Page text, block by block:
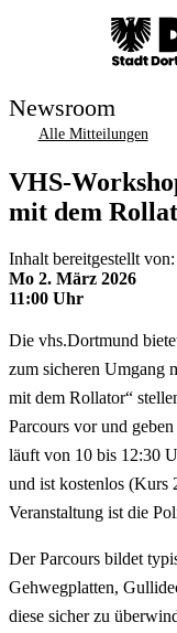
Newsroom
Alle Mitteilungen
VHS-
mit dem
Inhalt bereitgestellt
Mo 2. März 2026
11:00 Uhr
Die vhs.Dortmund
zum sicheren Umgang
mit dem Rollator“
Parcours vor und
läuft von 10 bis 12:30
und ist kostenlos (Kurs
Veranstaltung ist die
Der Parcours bildet
Gehwegplatten,
diese sicher zu